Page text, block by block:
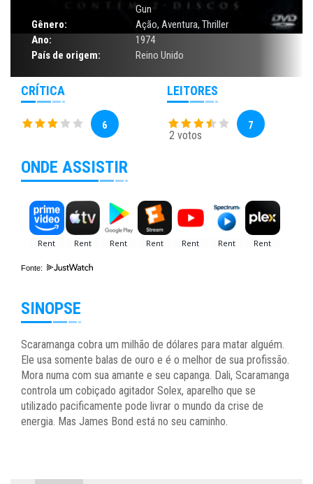
Gun
Gênero:
Ação, Aventura, Thriller
Ano:
1974
País de origem:
Reino Unido
CRÍTICA
6
LEITORES
2 votos
7
ONDE ASSISTIR
Fonte:
SINOPSE
Scaramanga cobra um milhão de dólares para matar alguém.
Ele usa somente balas de ouro e é o melhor de sua profissão.
Mora numa com sua amante e seu capanga. Dali, Scaramanga
controla um cobiçado agitador Solex, aparelho que se
utilizado pacificamente pode livrar o mundo da crise de
energia. Mas James Bond está no seu caminho.